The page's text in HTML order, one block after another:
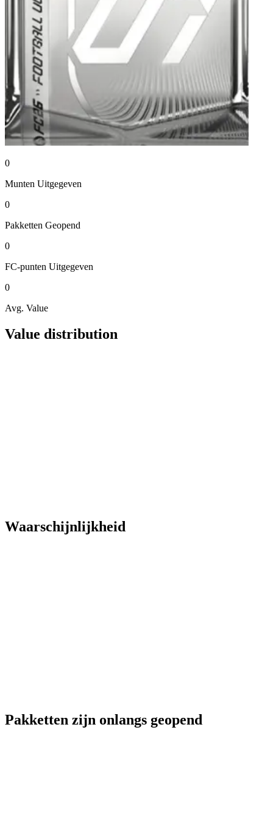
0
Munten Uitgegeven
0
Pakketten Geopend
0
FC-punten Uitgegeven
0
Avg. Value
Value distribution
Waarschijnlijkheid
Pakketten zijn onlangs geopend